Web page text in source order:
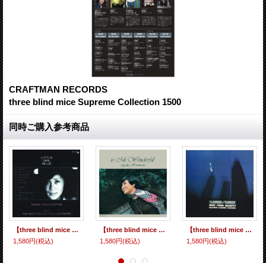
CRAFTMAN RECORDS
three blind mice Supreme Collection 1500
同時ご購入参考商品
【three blind mice Supreme Collection 1500】CD 中本マリ & 横内 章次 +1 / LITTLE GIRL BLUE リル・ガール・ブルー
1,580円(税込)
【three blind mice Supreme Collection 1500】CD細川 綾子 AYAKO HOSOKAWA / MR.WONDERFUL ミスター・ワンダフル
1,580円(税込)
【three blind mice Supreme Collection 1500】 腰を据えてブルージー・テイスティー&メロディック・スウィンギンにハード・バップの王道を突き進む70年代正統娯楽派・和ジャズの特級品! CD 福井 五十雄 カルテット ISOO FUKUI QUARTET / SUNRISE／SUNSET サンライズ・サンセット
1,580円(税込)